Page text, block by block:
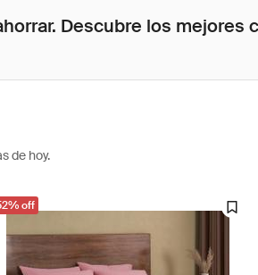
Descubre los mejores
de hoy.
off